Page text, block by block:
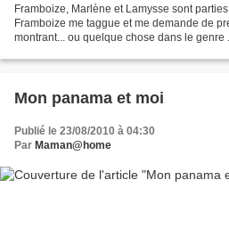
Framboize, Marlène et Lamysse sont
Framboize me taggue et me demande de
montrant... ou quelque chose dans le genre
Mon panama et moi
Publié le 23/08/2010 à 04:30
Par Maman@home